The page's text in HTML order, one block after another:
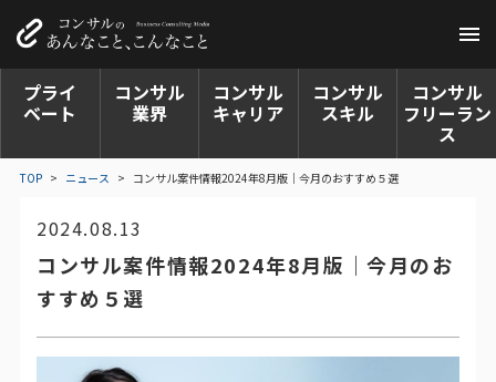
プライ
ベート
コンサル
業界
コンサル
キャリア
コンサル
スキル
コンサル
フリーラン
ス
TOP > ニュース > コンサル案件情報2024年8月版｜今月のおすすめ５選
2024.08.13
コンサル案件情報2024年8月版｜今月のお
すすめ５選